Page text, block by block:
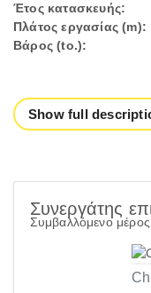
Έτος κατασκευής:
Πλάτος εργασίας (m):
Βάρος (to.):
Show full
Συνεργάτης
Συμβαλλόμενο